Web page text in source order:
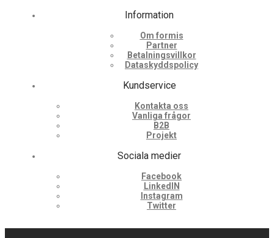
Information
Om formis
Partner
Betalningsvillkor
Dataskyddspolicy
Kundservice
Kontakta oss
Vanliga frågor
B2B
Projekt
Sociala medier
Facebook
LinkedIN
Instagram
Twitter